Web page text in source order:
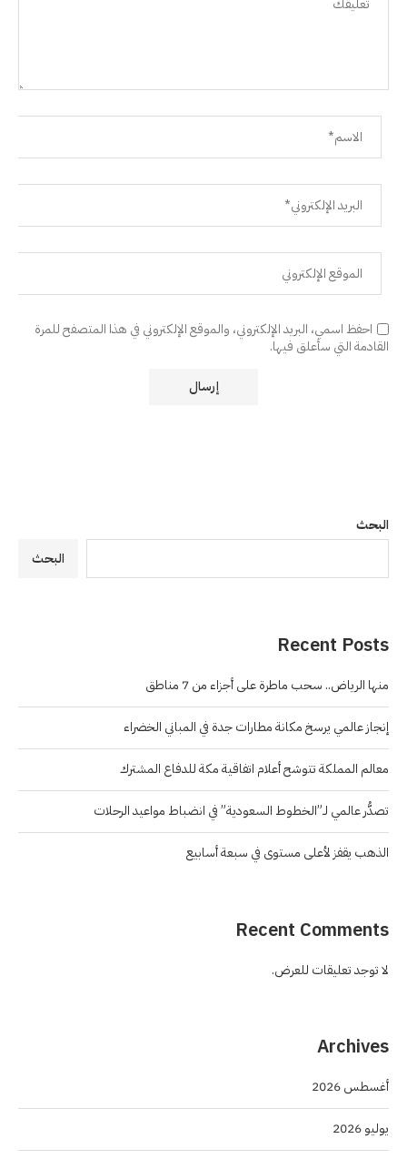
احفظ اسمي، البريد الإلكتروني، والموقع الإلكتروني في هذا المتصفح للمرة
القادمة التي سأعلق فيها.
البحث
البحث
Recent Posts
منها الرياض.. سحب ماطرة على أجزاء من 7 مناطق
إنجاز عالمي يرسخ مكانة مطارات جدة في المباني الخضراء
معالم المملكة تتوشح أعلام اتفاقية مكة للدفاع المشترك
تصدُّر عالمي لـ”الخطوط السعودية” في انضباط مواعيد الرحلات
الذهب يقفز لأعلى مستوى في سبعة أسابيع
Recent Comments
لا توجد تعليقات للعرض.
Archives
أغسطس 2026
يوليو 2026